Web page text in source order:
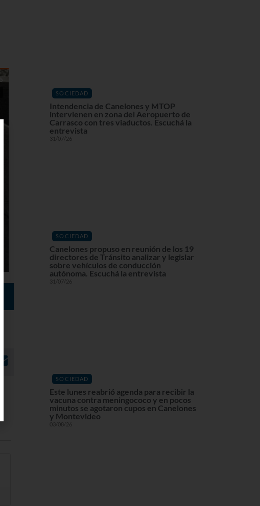
SOCIEDAD
Intendencia de Canelones y MTOP
intervienen en zona del Aeropuerto de
Carrasco con tres viaductos. Escuchá la
entrevista
31/07/26
SOCIEDAD
Canelones propuso en reunión de los 19
directores de Tránsito analizar y legislar
sobre vehículos de conducción
autónoma. Escuchá la entrevista
31/07/26
SOCIEDAD
Este lunes reabrió agenda para recibir la
vacuna contra meningococo y en pocos
minutos se agotaron cupos en Canelones
y Montevideo
03/08/26